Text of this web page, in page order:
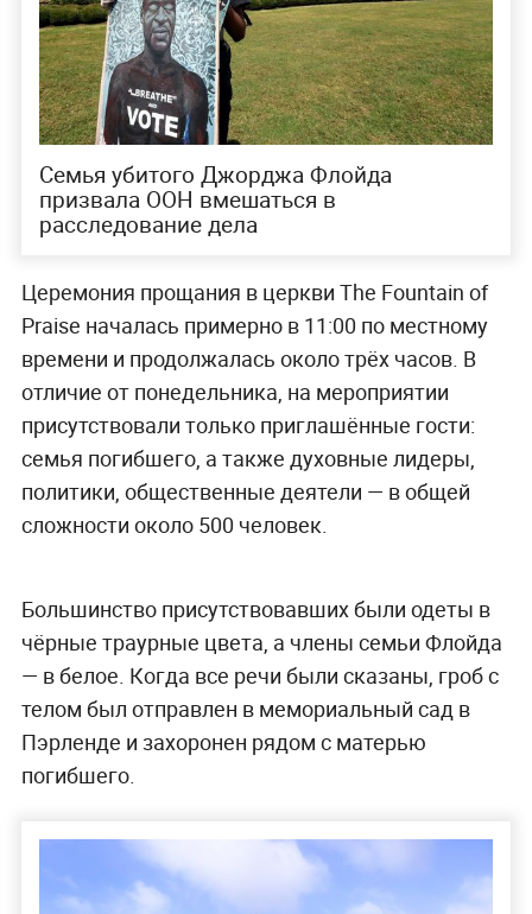
Семья убитого Джорджа Флойда
призвала ООН вмешаться в
расследование дела
Церемония прощания в церкви The Fountain of
Praise началась примерно в 11:00 по местному
времени и продолжалась около трёх часов. В
отличие от понедельника, на мероприятии
присутствовали только приглашённые гости:
семья погибшего, а также духовные лидеры,
политики, общественные деятели — в общей
сложности около 500 человек.
Большинство присутствовавших были одеты в
чёрные траурные цвета, а члены семьи Флойда
— в белое. Когда все речи были сказаны, гроб с
телом был отправлен в мемориальный сад в
Пэрленде и захоронен рядом с матерью
погибшего.